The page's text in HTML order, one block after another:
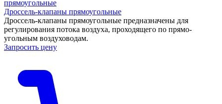
Дроссель-клапаны прямоугольные
Дроссель-клапаны прямоугольные предназначены для
регулирования потока воздуха, проходящего по прямо-
угольным воздуховодам.
Запросить цену